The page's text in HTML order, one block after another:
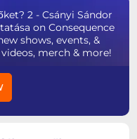
2 - Csányi Sándor
on Consequence
shows, events, &
merch & more!